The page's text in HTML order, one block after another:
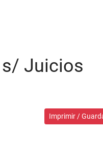
s/ Juicios
Imprimir /